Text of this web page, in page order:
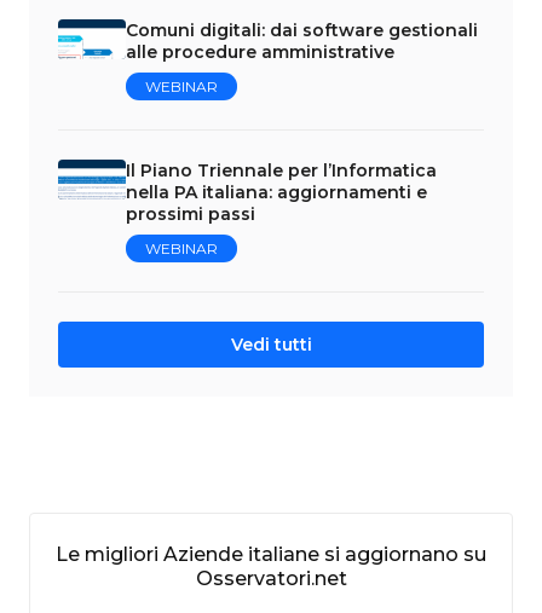
Comuni digitali: dai software gestionali
alle procedure amministrative
WEBINAR
Il Piano Triennale per l’Informatica
nella PA italiana: aggiornamenti e
prossimi passi
WEBINAR
Vedi tutti
Le migliori Aziende italiane si aggiornano su
Osservatori.net